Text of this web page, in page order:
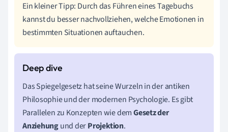
Ein kleiner Tipp: Durch das Führen eines Tagebuchs
kannst du besser nachvollziehen, welche Emotionen in
bestimmten Situationen auftauchen.
Das Spiegelgesetz hat seine Wurzeln in der antiken
Philosophie und der modernen Psychologie. Es gibt
Parallelen zu Konzepten wie demGesetz der
Anziehungund derProjektion.